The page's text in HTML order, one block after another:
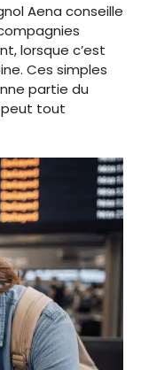
Aena conseille
lorsque c’est
Ces simples
partie du
peut tout